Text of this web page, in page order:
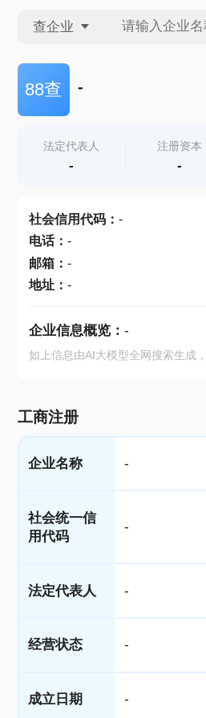
查企业
查企业
查产地
88查 -
法定代表人
-
注册资本
-
社会信用代码： -
电话： -
邮箱： -
地址： -
企业信息概览： -
如上信息由AI大模型全网搜索生成
工商注册
企业名称 -
社会统一信
用代码
-
法定代表人 -
经营状态 -
成立日期 -